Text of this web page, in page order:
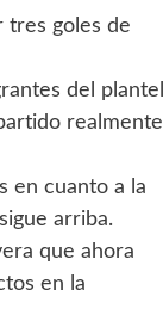
tres goles de
del plantel
realmente
en cuanto a la
arriba.
que ahora
en la